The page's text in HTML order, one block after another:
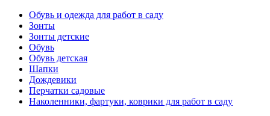
Обувь и одежда для работ в саду
Зонты
Зонты детские
Обувь
Обувь детская
Шапки
Дождевики
Перчатки садовые
Наколенники, фартуки, коврики для работ в саду